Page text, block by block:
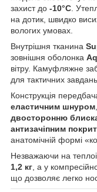
захист до -10°C.
на дотик, швидко
вологих умовах.
Внутрішня тканина
зовнішня оболонка
вітру. Камуфляжне
для тактичних
Конструкція
еластичним шнуром,
двосторонню
антизачіпним
анатомічній формі
Незважаючи на
1,2 кг, а у
що дозволяє легко